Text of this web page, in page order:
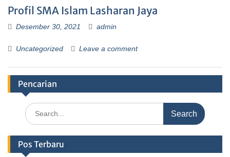
Profil SMA Islam Lasharan Jaya
Desember 30, 2021 admin
Uncategorized Leave a comment
Pencarian
Pos Terbaru